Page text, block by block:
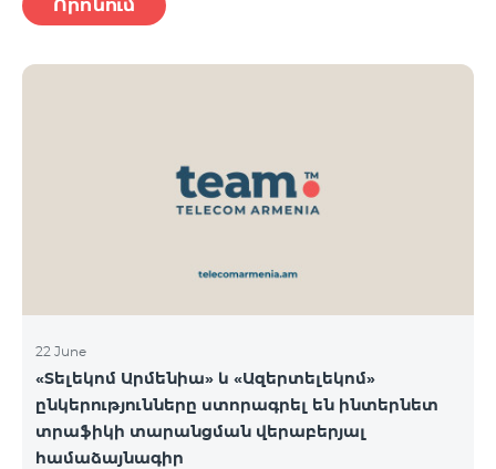
Որոնում
22 June
«Տելեկոմ Արմենիա» և «Ազերտելեկոմ»
ընկերությունները ստորագրել են ինտերնետ
տրաֆիկի տարանցման վերաբերյալ
համաձայնագիր